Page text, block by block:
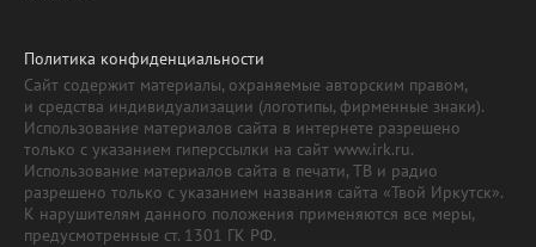
Политика конфиденциальности
Сайт содержит материалы, охраняемые авторским правом,
и средства индивидуализации (логотипы, фирменные знаки).
Использование материалов сайта в интернете разрешено
только с указанием гиперссылки на сайт www.irk.ru.
Использование материалов сайта в печати, ТВ и радио
разрешено только с указанием названия сайта «Твой Иркутск».
К нарушителям данного положения применяются все меры,
предусмотренные ст. 1301 ГК РФ.